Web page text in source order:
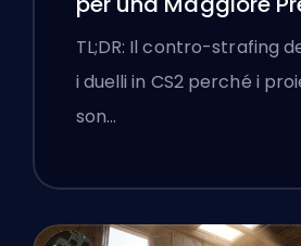
TL;DR: Il contro-strafing
i duelli in CS2 perché i
son…